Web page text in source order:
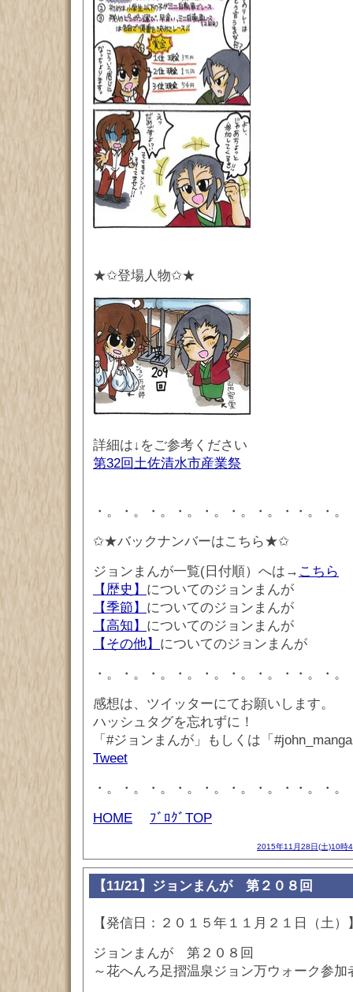
★✩登場人物✩★
詳細は↓をご参考ください
第32回土佐清水市産業祭
・。・。・。・。・。・。・。・・。・
✩★バックナンバーはこちら★✩
ジョンまんが一覧(日付順）へは→ こちら
【歴史】 についてのジョンまんが
【季節】 についてのジョンまんが
【高知】 についてのジョンまんが
【その他】 についてのジョンまんが
・。・。・。・。・。・。・。・・。・
感想は、ツイッターにてお願いします。
ハッシュタグを忘れずに！
「#ジョンまんが」もしくは「
Tweet
・。・。・。・。・。・。・。・・。・
HOME
ﾌﾞﾛｸﾞTOP
2015年11月28日(土)10時
【11/21】ジョンまんが 第２０８回
【発信日：２０１５年１１月２１日（土）
ジョンまんが 第２０８回
～花へんろ足摺温泉ジョン万ウォーク参加